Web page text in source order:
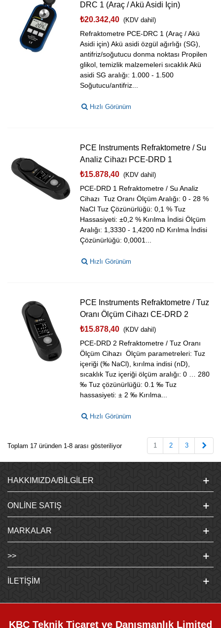
DRC 1 (Araç / Akü Asidi Için)
₺20.342,40 (KDV dahil)
Refraktometre PCE-DRC 1 (Araç / Akü
Asidi için) Akü asidi özgül ağırlığı (SG),
antifriz/soğutucu donma noktası Propilen
glikol, temizlik malzemeleri sıcaklık Akü
asidi SG aralığı: 1.000 - 1.500
Soğutucu/antifriz...
Hızlı Görünüm
PCE Instruments Refraktometre / Su
Analiz Cihazı PCE-DRD 1
₺15.878,40 (KDV dahil)
PCE-DRD 1 Refraktometre / Su Analiz
Cihazı Tuz Oranı Ölçüm Aralığı: 0 - 28 %
NaCl Tuz Çözünürlüğü: 0,1 % Tuz
Hassasiyeti: ±0,2 % Kırılma İndisi Ölçüm
Aralığı: 1,3330 - 1,4200 nD Kırılma İndisi
Çözünürlüğü: 0,0001...
Hızlı Görünüm
PCE Instruments Refraktometre / Tuz
Oranı Ölçüm Cihazı CE-DRD 2
₺15.878,40 (KDV dahil)
PCE-DRD 2 Refraktometre / Tuz Oranı
Ölçüm Cihazı Ölçüm parametreleri: Tuz
içeriği (‰ NaCl), kırılma indisi (nD),
sıcaklık Tuz içeriği ölçüm aralığı: 0 … 280
‰ Tuz çözünürlüğü: 0.1 ‰ Tuz
hassasiyeti: ± 2 ‰ Kırılma...
Hızlı Görünüm
Toplam 17 üründen 1-8 arası gösteriliyor 1 2 3
HAKKIMIZDA/BILGILER
ONLINE SATIŞ
MARKALAR
>>
İLETIŞIM
KBC Teknik Ticaret ve Danışmanlık Limited